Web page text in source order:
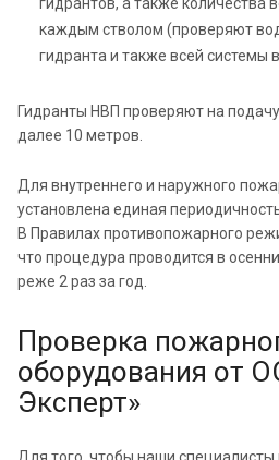
гидрантов, а также количества
каждым стволом (проверяют
гидранта и также всей системы
Гидранты НВП проверяют на
далее 10 метров.
Для внутреннего и наружного
установлена единая
В Правилах противопожарного
что процедура проводится в
реже 2 раз за год.
Проверка
оборудования от
Эксперт»